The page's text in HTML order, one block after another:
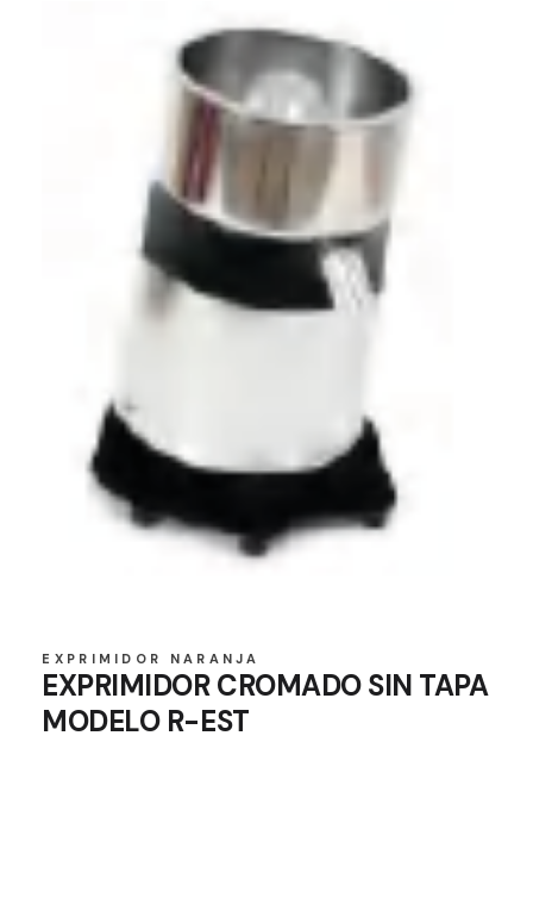
EXPRIMIDOR NARANJA
EXPRIMIDOR CROMADO SIN TAPA
MODELO R-EST